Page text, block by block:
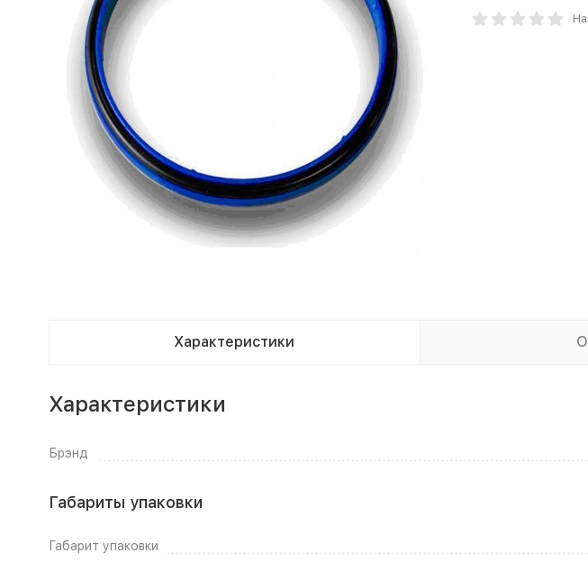
Характеристики
Характеристики
Брэнд
Габариты упаковки
Габарит упаковки